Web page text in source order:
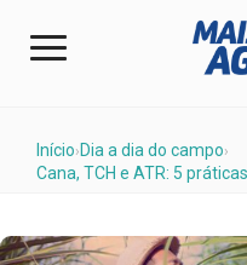
Início› Dia a dia do campo›
Cana, TCH e ATR: 5